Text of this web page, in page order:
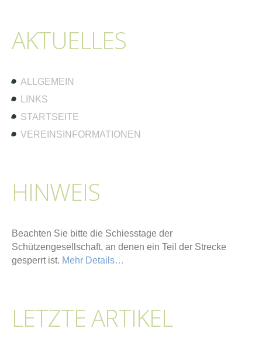
AKTUELLES
ALLGEMEIN
LINKS
STARTSEITE
VEREINSINFORMATIONEN
HINWEIS
Beachten Sie bitte die Schiesstage der
Schützengesellschaft, an denen ein Teil der Strecke
gesperrt ist. Mehr Details…
LETZTE ARTIKEL